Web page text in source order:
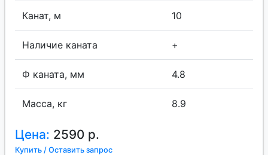
Канат, м 10
Наличие каната +
Ф каната, мм 4.8
Масса, кг 8.9
Цена: 2590 р.
Купить / Оставить запрос